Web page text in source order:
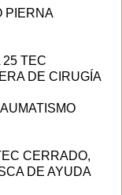
PIERNA
25 TEC
DE CIRUGÍA
CERRADO,
DE AYUDA